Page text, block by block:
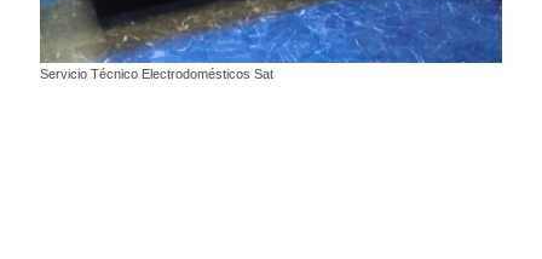
Servicio Técnico Electrodomésticos Sat